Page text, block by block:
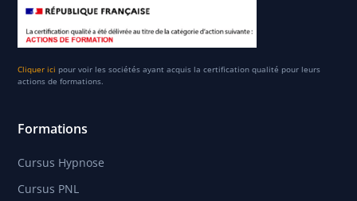
Cliquer ici pour voir les sociétés ayant acquis la certification qualité pour leurs
actions de formations.
Formations
Cursus Hypnose
Cursus PNL